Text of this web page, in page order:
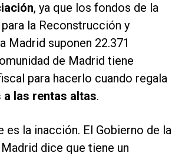
, ya que los fondos de la
la Reconstrucción y
Madrid suponen 22.371
de Madrid tiene
para hacerlo cuando regala
a las rentas altas.
es la inacción. El Gobierno de la
dice que tiene un